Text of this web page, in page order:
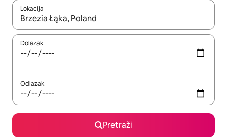
Lokacija
Kada budu dostupni rezultati, moći ćete ih pregledati
Dolazak
Odlazak
Pretraži